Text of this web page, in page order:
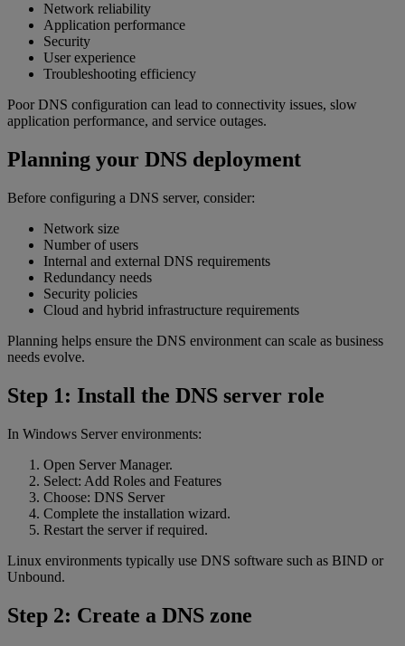
Network reliability
Application performance
Security
User experience
Troubleshooting efficiency
Poor DNS configuration can lead to connectivity issues, slow
application performance, and service outages.
Planning your DNS deployment
Before configuring a DNS server, consider:
Network size
Number of users
Internal and external DNS requirements
Redundancy needs
Security policies
Cloud and hybrid infrastructure requirements
Planning helps ensure the DNS environment can scale as business
needs evolve.
Step 1: Install the DNS server role
In Windows Server environments:
Open Server Manager.
Select: Add Roles and Features
Choose: DNS Server
Complete the installation wizard.
Restart the server if required.
Linux environments typically use DNS software such as BIND or
Unbound.
Step 2: Create a DNS zone